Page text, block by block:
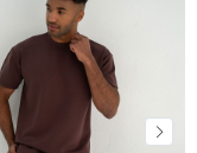
opinie
pozytywne, jak i
w naszym